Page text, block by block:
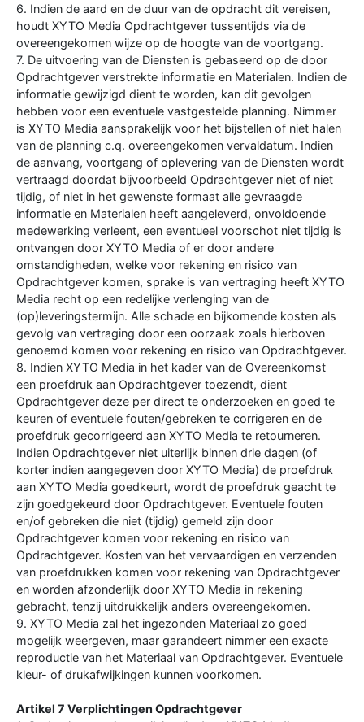
6. Indien de aard en de duur van de opdracht dit vereisen,
houdt XYTO Media Opdrachtgever tussentijds via de
overeengekomen wijze op de hoogte van de voortgang.
7. De uitvoering van de Diensten is gebaseerd op de door
Opdrachtgever verstrekte informatie en Materialen. Indien de
informatie gewijzigd dient te worden, kan dit gevolgen
hebben voor een eventuele vastgestelde planning. Nimmer
is XYTO Media aansprakelijk voor het bijstellen of niet halen
van de planning c.q. overeengekomen vervaldatum. Indien
de aanvang, voortgang of oplevering van de Diensten wordt
vertraagd doordat bijvoorbeeld Opdrachtgever niet of niet
tijdig, of niet in het gewenste formaat alle gevraagde
informatie en Materialen heeft aangeleverd, onvoldoende
medewerking verleent, een eventueel voorschot niet tijdig is
ontvangen door XYTO Media of er door andere
omstandigheden, welke voor rekening en risico van
Opdrachtgever komen, sprake is van vertraging heeft XYTO
Media recht op een redelijke verlenging van de
(op)leveringstermijn. Alle schade en bijkomende kosten als
gevolg van vertraging door een oorzaak zoals hierboven
genoemd komen voor rekening en risico van Opdrachtgever.
8. Indien XYTO Media in het kader van de Overeenkomst
een proefdruk aan Opdrachtgever toezendt, dient
Opdrachtgever deze per direct te onderzoeken en goed te
keuren of eventuele fouten/gebreken te corrigeren en de
proefdruk gecorrigeerd aan XYTO Media te retourneren.
Indien Opdrachtgever niet uiterlijk binnen drie dagen (of
korter indien aangegeven door XYTO Media) de proefdruk
aan XYTO Media goedkeurt, wordt de proefdruk geacht te
zijn goedgekeurd door Opdrachtgever. Eventuele fouten
en/of gebreken die niet (tijdig) gemeld zijn door
Opdrachtgever komen voor rekening en risico van
Opdrachtgever. Kosten van het vervaardigen en verzenden
van proefdrukken komen voor rekening van Opdrachtgever
en worden afzonderlijk door XYTO Media in rekening
gebracht, tenzij uitdrukkelijk anders overeengekomen.
9. XYTO Media zal het ingezonden Materiaal zo goed
mogelijk weergeven, maar garandeert nimmer een exacte
reproductie van het Materiaal van Opdrachtgever. Eventuele
kleur- of drukafwijkingen kunnen voorkomen.
Artikel 7 Verplichtingen Opdrachtgever